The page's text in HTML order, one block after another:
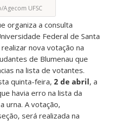
Agecom UFSC
organiza a consulta
Federal de Santa
realizar nova votação na
de Blumenau que
na lista de votantes.
quinta-feira,2 de abril, a
havia erro na lista da
urna. A votação,
será realizada na